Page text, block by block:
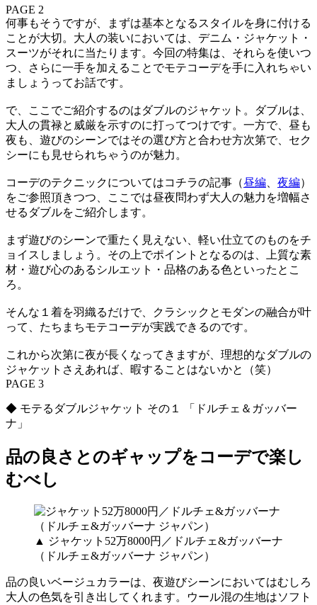
PAGE 2
何事もそうですが、まずは基本となるスタイルを身に付ける
ことが大切。大人の装いにおいては、デニム・ジャケット・
スーツがそれに当たります。今回の特集は、それらを使いつ
つ、さらに一手を加えることでモテコーデを手に入れちゃい
ましょうってお話です。
で、ここでご紹介するのはダブルのジャケット。ダブルは、
大人の貫禄と威厳を示すのに打ってつけです。一方で、昼も
夜も、遊びのシーンではその選び方と合わせ方次第で、セク
シーにも見せられちゃうのが魅力。
コーデのテクニックについてはコチラの記事（昼編 夜編）
をご参照頂きつつ、ここでは昼夜問わず大人の魅力を増幅さ
せるダブルをご紹介します。
まず遊びのシーンで重たく見えない、軽い仕立てのものをチ
ョイスしましょう。その上でポイントとなるのは、上質な素
材・遊び心のあるシルエット・品格のある色といったとこ
ろ。
そんな１着を羽織るだけで、クラシックとモダンの融合が叶
って、たちまちモテコーデが実践できるのです。
これから次第に夜が長くなってきますが、理想的なダブルの
ジャケットさえあれば、暇することはないかと（笑）
PAGE 3
◆ モテるダブルジャケット その１ 「ドルチェ＆ガッバー
ナ」
品の良さとのギャップをコーデで楽し
むべし
▲ ジャケット52万8000円／ドルチェ&ガッバーナ
（ドルチェ&ガッバーナ ジャパン）
品の良いベージュカラーは、夜遊びシーンにおいてはむしろ
大人の色気を引き出してくれます。ウール混の生地はソフト